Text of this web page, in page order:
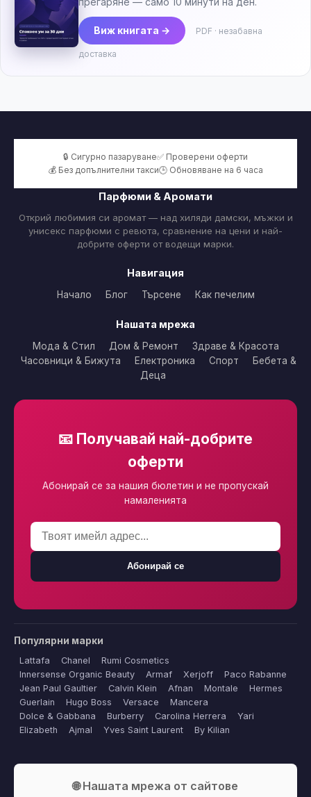
Виж книгата → PDF · незабавна
доставка
🔒 Сигурно пазаруване✅ Проверени оферти
💰 Без допълнителни такси🕒 Обновяване на 6 часа
Парфюми & Аромати
Открий любимия си аромат — над хиляди дамски, мъжки и
унисекс парфюми с ревюта, сравнение на цени и най-
добрите оферти от водещи марки.
Навигация
Начало Блог Търсене Как печелим
Нашата мрежа
Мода & Стил Дом & Ремонт
Здраве & Красота
Часовници & Бижута
Електроника Спорт
Бебета &
Деца
📧 Получавай най-добрите
оферти
Абонирай се за нашия бюлетин и не пропускай
намаленията
Абонирай се
Популярни марки
Lattafa Chanel
Rumi Cosmetics
Innersense Organic Beauty
Armaf Xerjoff
Paco Rabanne
Jean Paul Gaultier
Calvin Klein Afnan Montale
Hermes
Guerlain
Hugo Boss Versace
Mancera
Dolce & Gabbana
Burberry Carolina Herrera
Yari
Elizabeth
Ajmal Yves Saint Laurent By Kilian
🌐 Нашата мрежа от сайтове